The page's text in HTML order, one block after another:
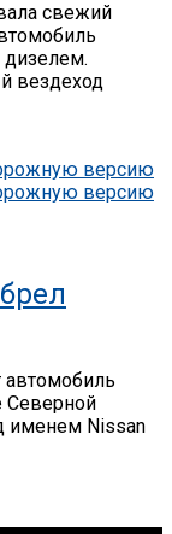
свежий
дизелем.
вездеход
автомобиль
Северной
именем Nissan